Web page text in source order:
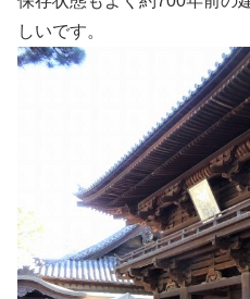
しいです。